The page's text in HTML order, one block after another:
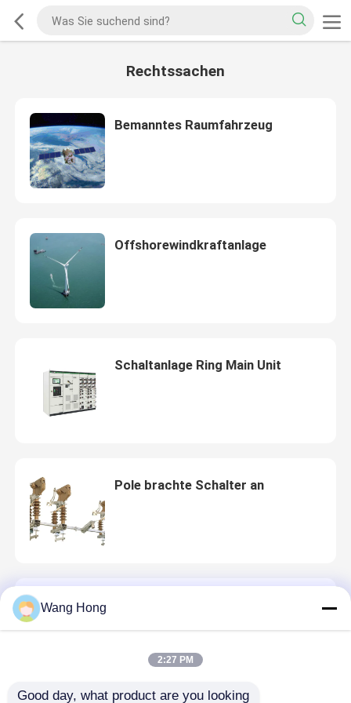
Rechtssachen
Bemanntes Raumfahrzeug
Offshorewindkraftanlage
Schaltanlage Ring Main Unit
Pole brachte Schalter an
Wang Hong
2:27 PM
Good day, what product are you looking